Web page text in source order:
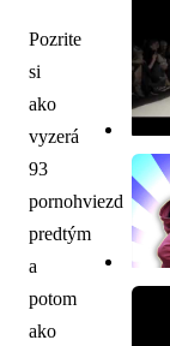
Pozrite
si
ako
vyzerá
93
pornohviezd
predtým
a
potom
ako